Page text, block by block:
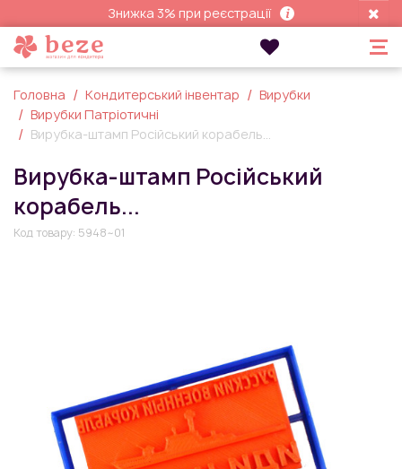
Знижка 3% при реєстрації
Головна Кондитерський інвентар
Вирубки
Вирубки Патріотичні
Вирубка-штамп Російський корабель...
Вирубка-штамп Російський
корабель...
Код товару: 5948~01